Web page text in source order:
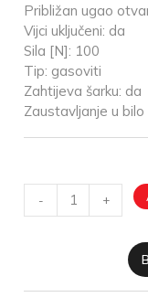
Približan ugao
Vijci uključeni: da
Sila [N]: 100
Tip: gasoviti
Zahtijeva šarku: da
Zaustavljanje u bilo
- +